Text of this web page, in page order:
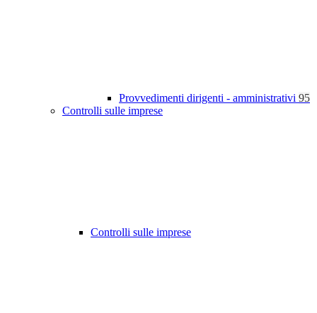
Provvedimenti dirigenti - amministrativi 95
Controlli sulle imprese
Controlli sulle imprese